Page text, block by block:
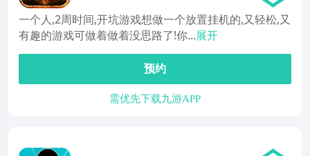
一个人,2周时间,开坑游戏想做一个放置挂机的,又轻松,又
有趣的游戏可做着做着没思路了!你...展开
预约
需优先下载九游APP